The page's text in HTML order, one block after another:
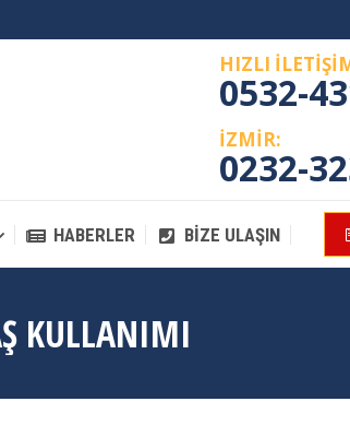
HIZLI
0532-
İZMİR:
0232-
HABERLER BIZE ULAŞIN
KULLANIMI
HABERLER BIZE ULAŞIN